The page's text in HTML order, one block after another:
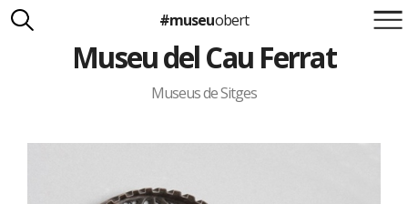
Suma't a la iniciativa
Carlota Royo
Francesca Barcellona
#museuobert
Museu del Cau Ferrat
Museus de Sitges